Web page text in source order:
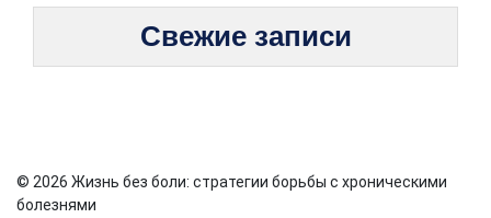
Свежие записи
© 2026 Жизнь без боли: стратегии борьбы с хроническими
болезнями